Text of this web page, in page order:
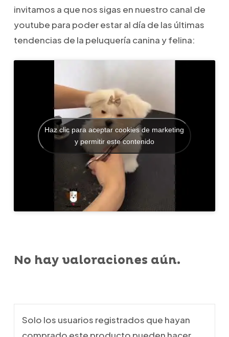
invitamos a que nos sigas en nuestro canal de
youtube para poder estar al día de las últimas
tendencias de la peluquería canina y felina:
Haz clic para aceptar cookies de marketing
y permitir este contenido
No hay valoraciones aún.
Solo los usuarios registrados que hayan